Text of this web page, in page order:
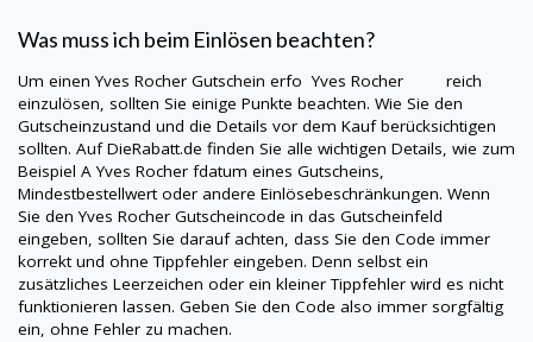
Was muss ich beim Einlösen beachten?
Um einenYves Rocher Gutschein erfo Yves Rocher reich
einzulösen, sollten Sie einige Punkte beachten. Wie Sie den
Gutscheinzustand und die Details vor dem Kauf berücksichtigen
sollten. AufDieRabatt.de finden Sie alle wichtigen Details, wie zum
Beispiel AYves Rocher fdatum eines Gutscheins,
Mindestbestellwert oder andere Einlösebeschränkungen. Wenn
Sie denYves Rocher Gutscheincode in das Gutscheinfeld
eingeben, sollten Sie darauf achten, dass Sie den Code immer
korrekt und ohne Tippfehler eingeben. Denn selbst ein
zusätzliches Leerzeichen oder ein kleiner Tippfehler wird es nicht
funktionieren lassen. Geben Sie den Code also immer sorgfältig
ein, ohne Fehler zu machen.